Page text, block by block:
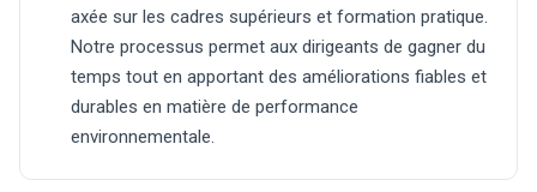
axée sur les cadres supérieurs et formation pratique.
Notre processus permet aux dirigeants de gagner du
temps tout en apportant des améliorations fiables et
durables en matière de performance
environnementale.